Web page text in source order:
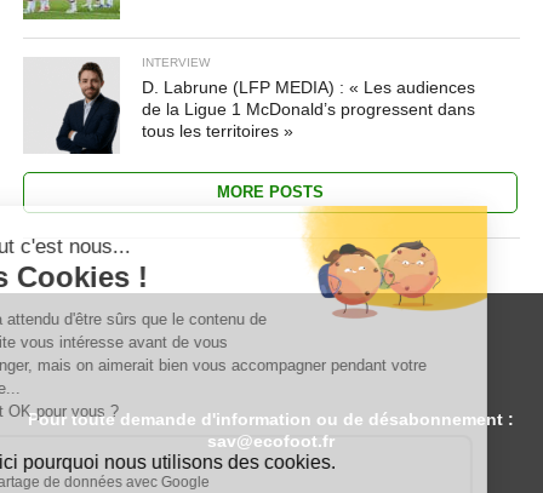
INTERVIEW
D. Labrune (LFP MEDIA) : « Les audiences
de la Ligue 1 McDonald’s progressent dans
tous les territoires »
MORE POSTS
Pour toute demande d'information ou de désabonnement :
sav@ecofoot.fr